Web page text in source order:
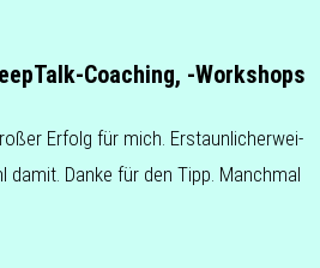
Coaching, ‑Workshops
Erfolg für mich. Erstaun­li­cher­wei­
Danke für den Tipp. Manch­mal